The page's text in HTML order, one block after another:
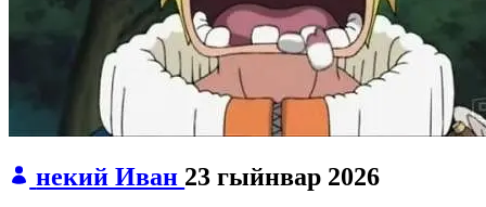
некий Иван 23 гыйнвар 2026